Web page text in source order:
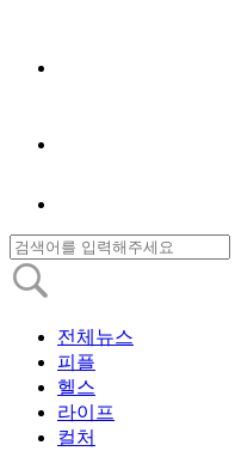
전체뉴스
피플
헬스
라이프
컬처